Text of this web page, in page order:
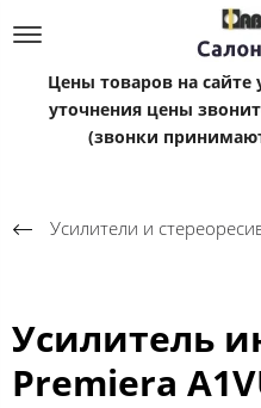
Цены товаров на
уточнения цены
(звонки
Усилители и
Усилитель
Premiera